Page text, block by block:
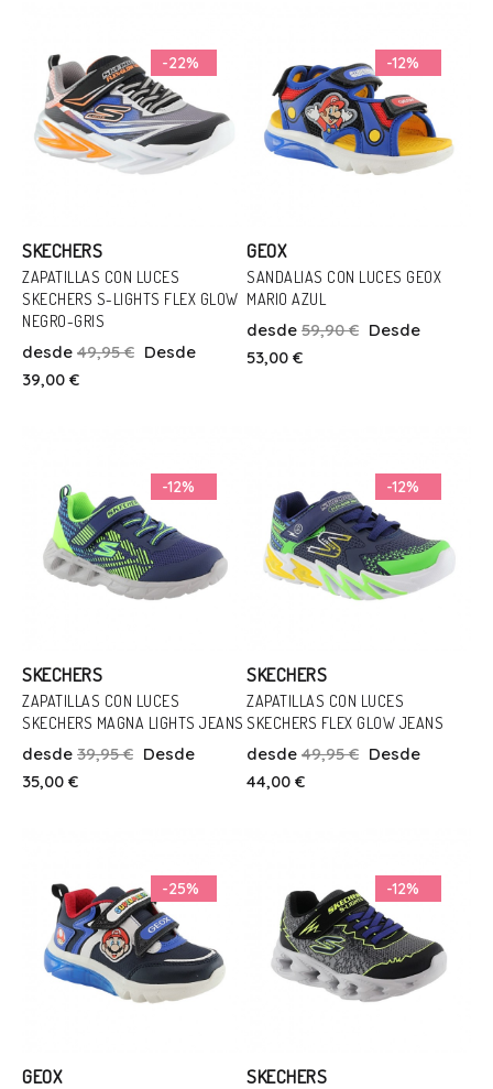
-22%
27 30
SKECHERS
ZAPATILLAS CON LUCES
SKECHERS S-LIGHTS FLEX GLOW
NEGRO-GRIS
desde 49,95 € Desde
39,00 €
-12%
GEOX
SANDALIAS CON LUCES GEOX
MARIO AZUL
desde 59,90 € Desde
53,00 €
-12%
SKECHERS
ZAPATILLAS CON LUCES
SKECHERS MAGNA LIGHTS JEANS
desde 39,95 € Desde
35,00 €
-12%
SKECHERS
ZAPATILLAS CON LUCES
SKECHERS FLEX GLOW JEANS
desde 49,95 € Desde
44,00 €
-25%
GEOX
-12%
SKECHERS